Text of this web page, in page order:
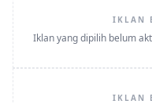
IKLAN
Iklan yang dipilih belum
IKLAN